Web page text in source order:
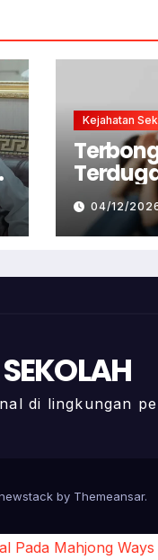
Kejahatan
Cianjur
Polisi
04/12/
di lingkungan
by Themeansar.
Pada Mahjong Ways